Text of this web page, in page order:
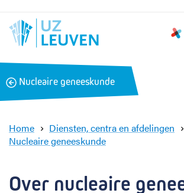
B
k
Nucleaire geneeskunde
Home
Diensten, centra en afdelingen
Nucleaire geneeskunde
e
r
Over nucleaire